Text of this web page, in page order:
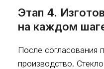
Этап 4.
на каждом
После согласования
производство.